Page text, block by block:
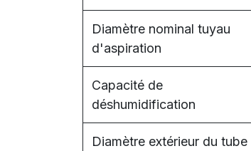
Diamètre nominal tuyau
d'aspiration
Capacité de
déshumidification
Diamètre extérieur du tube